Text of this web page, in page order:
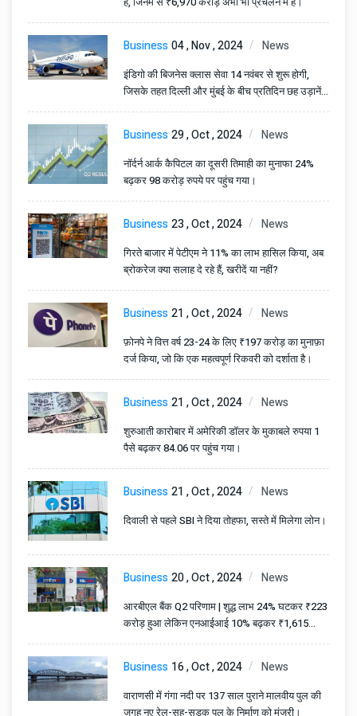
Business04 , Nov , 2024 News
इंडिगो की बिजनेस क्लास सेवा 14 नवंबर से शुरू होगी,
जिसके तहत दिल्ली और मुंबई के बीच प्रतिदिन छह उड़ानें
होंगी।
Business29 , Oct , 2024 News
नॉर्दर्न आर्क कैपिटल का दूसरी तिमाही का मुनाफा 24%
बढ़कर 98 करोड़ रुपये पर पहुंच गया।
Business23 , Oct , 2024 News
गिरते बाजार में पेटीएम ने 11% का लाभ हासिल किया, अब
ब्रोकरेज क्या सलाह दे रहे हैं, खरीदें या नहीं?
Business21 , Oct , 2024 News
फ़ोनपे ने वित्त वर्ष 23-24 के लिए ₹197 करोड़ का मुनाफ़ा
दर्ज किया, जो कि एक महत्वपूर्ण रिकवरी को दर्शाता है।
Business21 , Oct , 2024 News
शुरुआती कारोबार में अमेरिकी डॉलर के मुकाबले रुपया 1
पैसे बढ़कर 84.06 पर पहुंच गया।
Business21 , Oct , 2024 News
दिवाली से पहले SBI ने दिया तोहफा, सस्ते में मिलेगा लोन।
Business20 , Oct , 2024 News
आरबीएल बैंक Q2 परिणाम | शुद्ध लाभ 24% घटकर ₹223
करोड़ हुआ लेकिन एनआईआई 10% बढ़कर ₹1,615
करोड़ हुआ।
Business 16 , Oct , 2024 News
वाराणसी में गंगा नदी पर 137 साल पुराने मालवीय पुल की
जगह नए रेल-सह-सड़क पुल के निर्माण को मंजूरी।